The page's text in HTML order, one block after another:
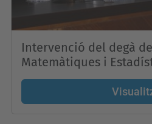
Intervenció del degà
Matemàtiques i